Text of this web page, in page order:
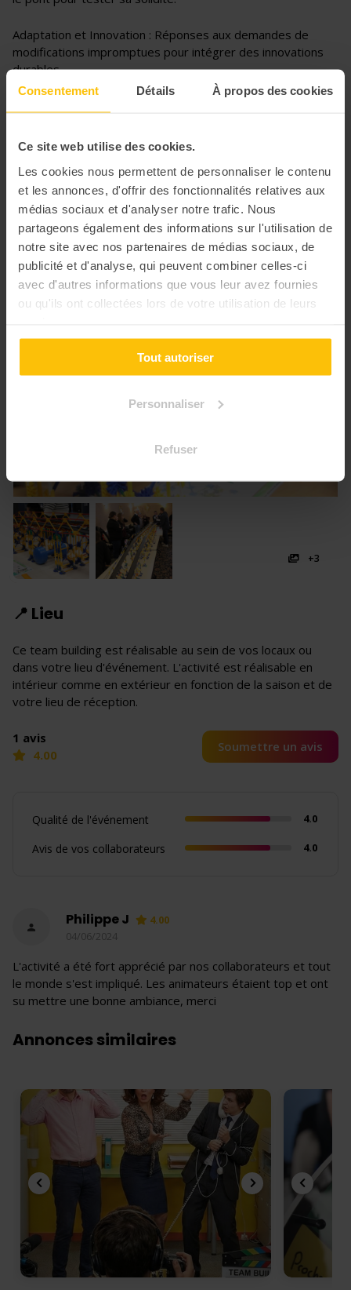
Consentement Détails À propos des cookies
Ce site web utilise des cookies.
Les cookies nous permettent de personnaliser le contenu
et les annonces, d'offrir des fonctionnalités relatives aux
médias sociaux et d'analyser notre trafic. Nous
partageons également des informations sur l'utilisation de
notre site avec nos partenaires de médias sociaux, de
publicité et d'analyse, qui peuvent combiner celles-ci
avec d'autres informations que vous leur avez fournies
ou qu'ils ont collectées lors de votre utilisation de leurs
Tout autoriser
Personnaliser
Refuser
Adaptation et Innovation : Réponses aux demandes de
modifications impromptues pour intégrer des innovations
durables.
possibles.
+3
📍 Lieu
Ce team building est réalisable au sein de vos locaux ou
dans votre lieu d'événement. L'activité est réalisable en
intérieur comme en extérieur en fonction de la saison et de
votre lieu de réception.
1 avis
4.00
Soumettre un avis
Qualité de l'événement 4.0
Avis de vos collaborateurs 4.0
Philippe J
4.00
04/06/2024
L'activité a été fort apprécié par nos collaborateurs et tout
le monde s'est impliqué. Les animateurs étaient top et ont
su mettre une bonne ambiance, merci
Annonces similaires